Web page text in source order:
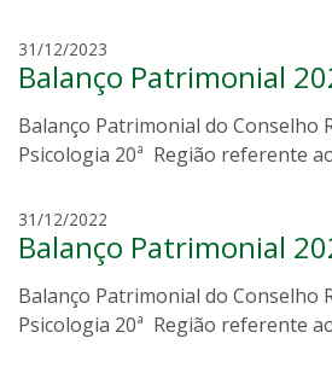
31/12/2023
a
o
e
Balanço Patrimonial
Balanço Patrimonial do Conselho
Psicologia 20ª Região referente
31/12/2022
l
i
d
Balanço Patrimonial
Balanço Patrimonial do Conselho
Psicologia 20ª Região referente